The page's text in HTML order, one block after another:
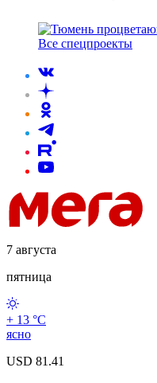
Все спецпроекты
7 августа
пятница
+ 13 °С
ясно
USD 81.41